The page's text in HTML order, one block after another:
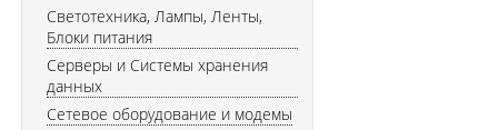
Светотехника, Лампы, Ленты,
Блоки питания
Серверы и Системы хранения
данных
Сетевое оборудование и модемы